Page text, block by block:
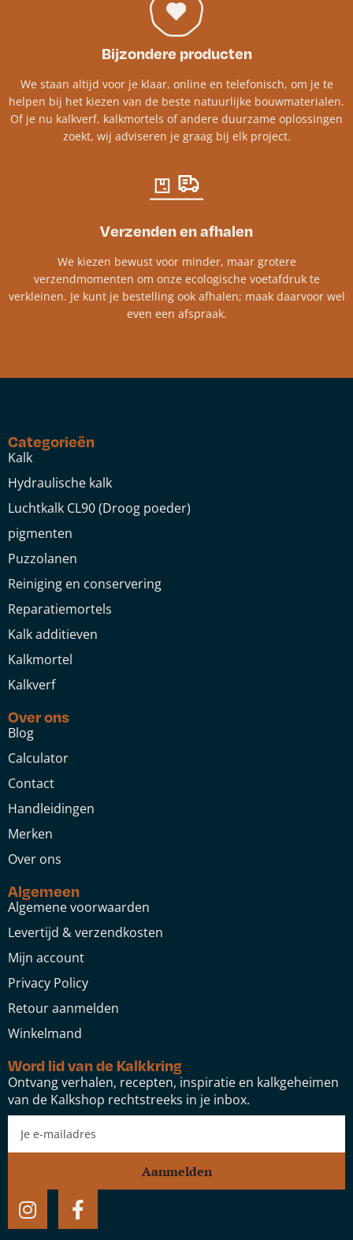
Bijzondere producten
We staan altijd voor je klaar, online en telefonisch, om je te
helpen bij het kiezen van de beste natuurlijke bouwmaterialen.
Of je nu kalkverf, kalkmortels of andere duurzame oplossingen
zoekt, wij adviseren je graag bij elk project.​
Verzenden en afhalen
We kiezen bewust voor minder, maar grotere
verzendmomenten om onze ecologische voetafdruk te
verkleinen. Je kunt je bestelling ook afhalen; maak daarvoor wel
even een afspraak.
Categorieën
Kalk
Hydraulische kalk
Luchtkalk CL90 (Droog poeder)
pigmenten
Puzzolanen
Reiniging en conservering
Reparatiemortels
Kalk additieven
Kalkmortel
Kalkverf
Over ons
Blog
Calculator
Contact
Handleidingen
Merken
Over ons
Algemeen
Algemene voorwaarden
Levertijd & verzendkosten
Mijn account
Privacy Policy
Retour aanmelden
Winkelmand
Word lid van de Kalkkring
Ontvang verhalen, recepten, inspiratie en kalkgeheimen
van de Kalkshop rechtstreeks in je inbox.
Aanmelden